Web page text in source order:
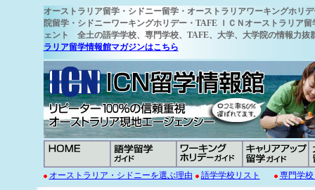
オーストラリア留学・シドニー留学・オーストラリアワーキングホリ
院留学・シドニーワーキングホリデー・TAFE ＩＣＮオーストラリア
ェント 全土の語学学校、専門学校、TAFE、大学、大学院の情報力
ラリア留学情報館マガジンはこちら
オーストラリア・シドニーを選ぶ理由 語学学校リスト 専門学